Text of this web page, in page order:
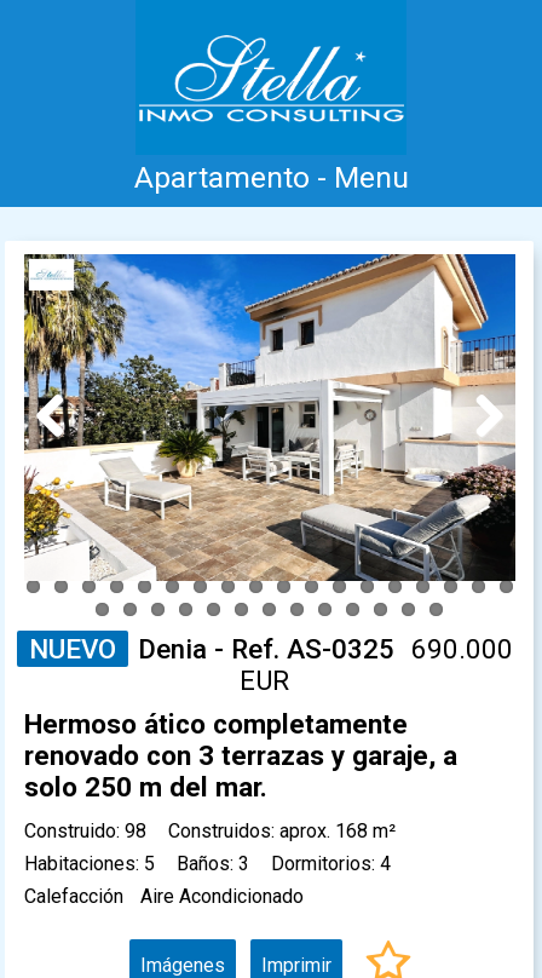
Apartamento - Menu
Inicio Costa Blanca Venta Alquiler
Nueva Construcción Información
Testimonios Contacto
Previous Next
NUEVO Denia - Ref. AS-0325
690.000
EUR
Hermoso ático completamente
renovado con 3 terrazas y garaje, a
solo 250 m del mar.
Construido: 98
Construidos: aprox. 168 m²
Habitaciones: 5
Baños: 3
Dormitorios: 4
Calefacción
Aire Acondicionado
Imágenes Imprimir